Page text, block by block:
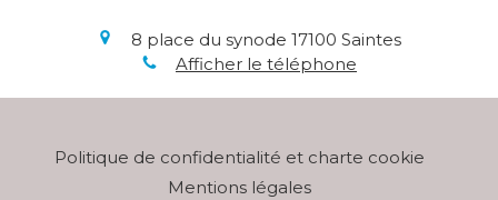
8 place du synode 17100 Saintes
Afficher le téléphone
Politique de confidentialité et charte cookie
Mentions légales